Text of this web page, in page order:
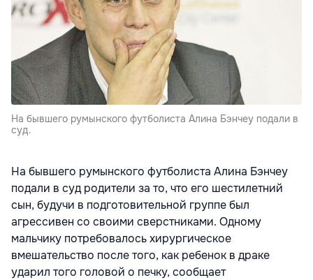
На бывшего румынского футболиста Алина Бэнчеу подали в
суд.
На бывшего румынского футболиста Алина Бэнчеу
подали в суд родители за то, что его шестилетний
сын, будучи в подготовительной группе был
агрессивен со своими сверстниками. Одному
мальчику потребовалось хирургическое
вмешательство после того, как ребенок в драке
ударил того головой о печку, сообщает